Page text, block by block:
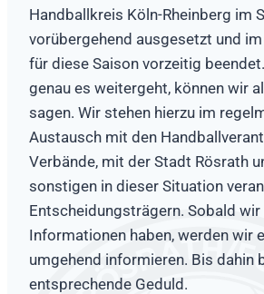
Handballkreis Köln-Rheinberg im
vorübergehend ausgesetzt und
für diese Saison vorzeitig
genau es weitergeht, können wir
sagen. Wir stehen hierzu im
Austausch mit den
Verbände, mit der Stadt Rösrath
sonstigen in dieser Situation
Entscheidungsträgern. Sobald wir
Informationen haben, werden wir
umgehend informieren. Bis dahin
entsprechende Geduld.